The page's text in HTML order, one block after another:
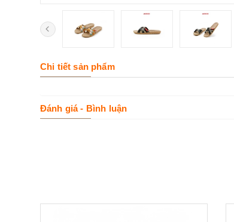
Chi tiết sản phẩm
Đánh giá - Bình luận